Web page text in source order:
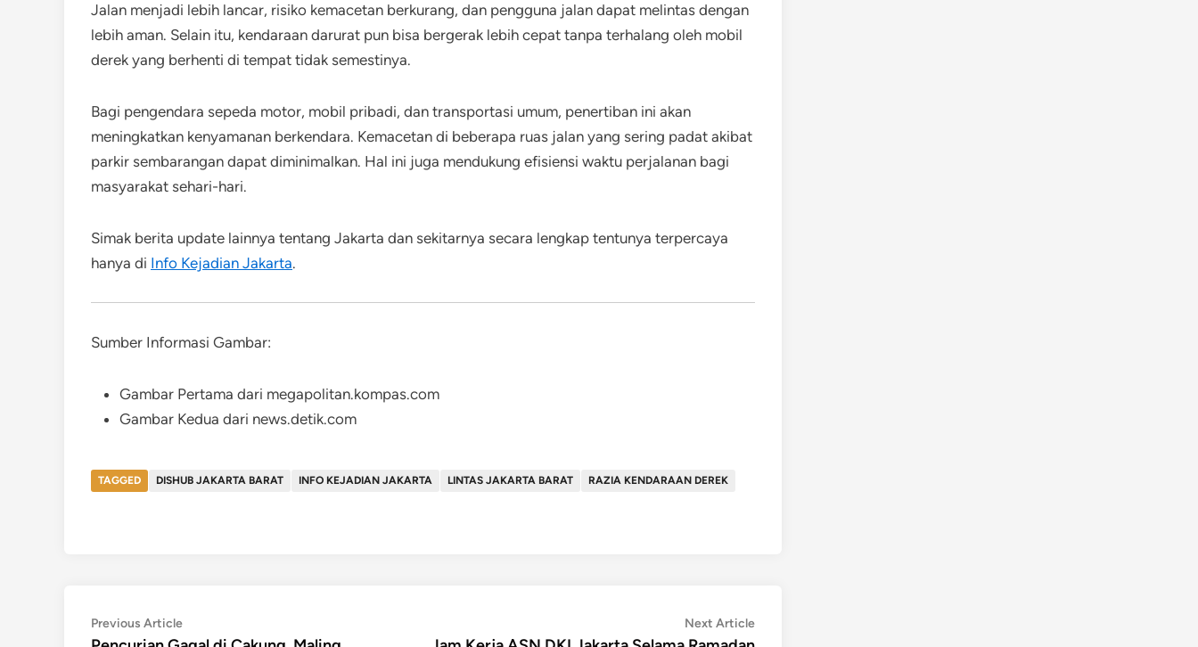
Jalan menjadi lebih lancar, risiko kemacetan berkurang, dan pengguna jalan dapat melintas dengan
lebih aman. Selain itu, kendaraan darurat pun bisa bergerak lebih cepat tanpa terhalang oleh mobil
derek yang berhenti di tempat tidak semestinya.
Bagi pengendara sepeda motor, mobil pribadi, dan transportasi umum, penertiban ini akan
meningkatkan kenyamanan berkendara. Kemacetan di beberapa ruas jalan yang sering padat akibat
parkir sembarangan dapat diminimalkan. Hal ini juga mendukung efisiensi waktu perjalanan bagi
masyarakat sehari-hari.
Simak berita update lainnya tentang Jakarta dan sekitarnya secara lengkap tentunya terpercaya
hanya di Info Kejadian Jakarta.
Sumber Informasi Gambar:
Gambar Pertama dari megapolitan.kompas.com
Gambar Kedua dari news.detik.com
TAGGED DISHUB JAKARTA BARAT INFO KEJADIAN JAKARTA LINTAS JAKARTA BARAT RAZIA KENDARAAN DEREK
Post
Previous ArticlePrevious
article:
Next ArticleNext
article: